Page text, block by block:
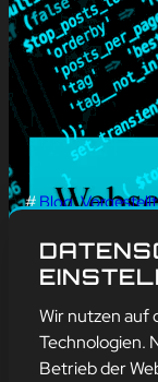
# Blog, Vorgestellt
G
mehr erfahren
Wir nutzen auf
Technologien.
Betrieb der